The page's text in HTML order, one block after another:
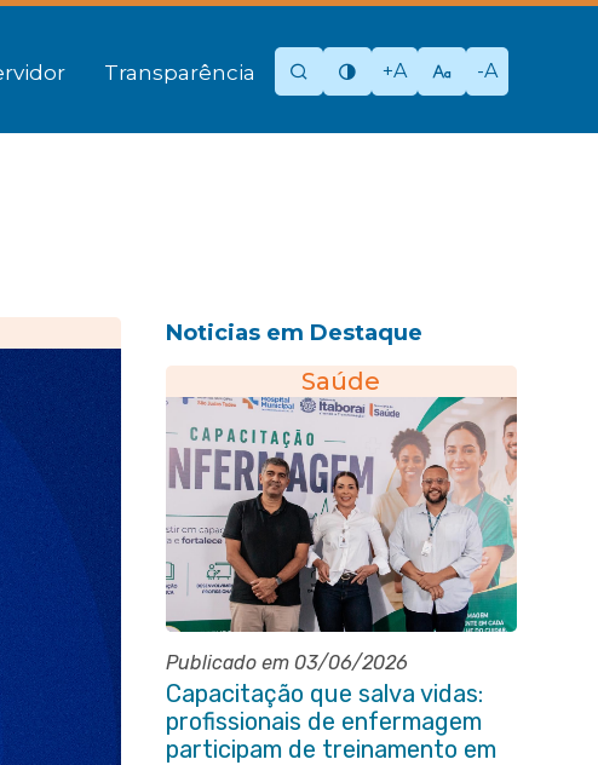
Transparência +A -A
Noticias em Destaque
Saúde
Publicado em 03/06/2026
Capacitação que salva vidas:
profissionais de enfermagem
participam de treinamento em